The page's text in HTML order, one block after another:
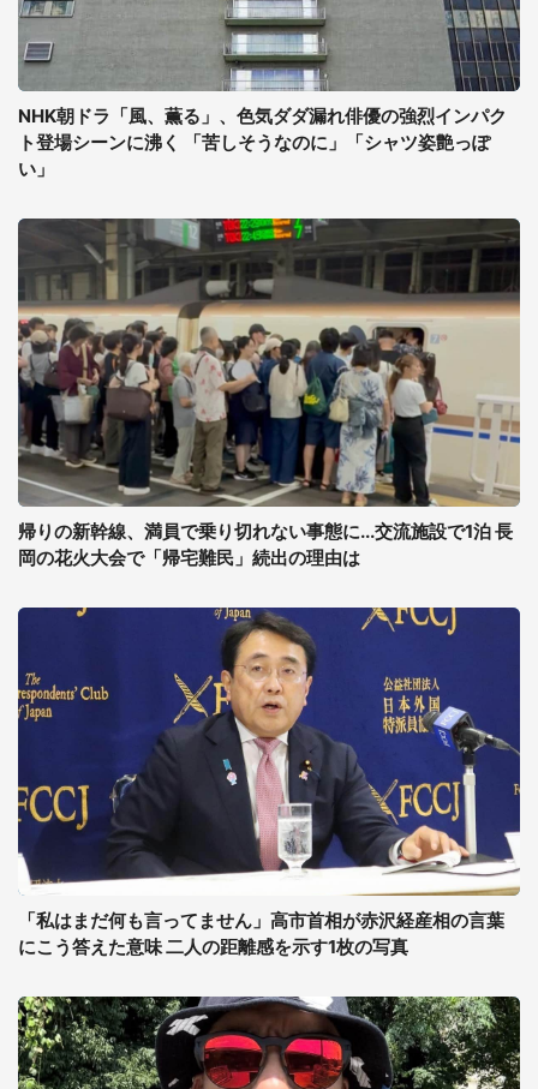
NHK朝ドラ「風、薫る」、色気ダダ漏れ俳優の強烈インパク
ト登場シーンに沸く 「苦しそうなのに」「シャツ姿艶っぽ
い」
帰りの新幹線、満員で乗り切れない事態に...交流施設で1泊 長
岡の花火大会で「帰宅難民」続出の理由は
「私はまだ何も言ってません」高市首相が赤沢経産相の言葉
にこう答えた意味 二人の距離感を示す1枚の写真